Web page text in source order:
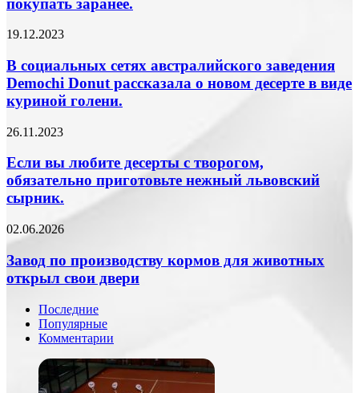
в
тоску
депрессию.
все
стоит
заранее.
В
сетях
австралийского
заведения
Demochi
рассказала
новом
десерте
виде
голени.
19.12.2023
В социальных сетях австралийского заведения
Demochi Donut рассказала о новом десерте в виде
куриной голени.
Если
любите
десерты
с
творогом,
обязательно
приготовьте
львовский
сырник.
26.11.2023
Если вы любите десерты с творогом,
обязательно приготовьте нежный львовский
сырник.
Завод
по
производству
кормов
для
открыл
свои
двери
02.06.2026
Завод по производству кормов для животных
открыл свои двери
Последние
Популярные
Комментарии